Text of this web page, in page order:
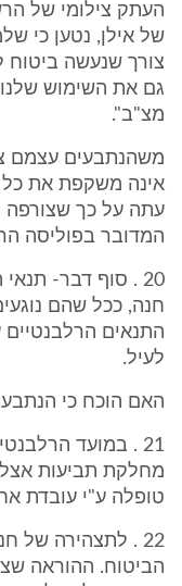
של אילן, נטען כי
צורך שנעשה ביטוח
גם את השימוש
מצ"ב".
משהנתבעים עצמם
אינה משקפת את כל
עתה על כך שצורפה
המדובר בפוליסה
20 . סוף דבר-
חנה, ככל שהם
לעיל.
האם הוכח כי
21 . במועד
מחלקת תביעות
טופלה ע"י עובדת
22 . לתצהירה של
הביטוח. ההוראה